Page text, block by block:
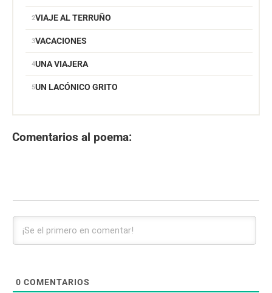
VIAJE AL TERRUÑO
VACACIONES
UNA VIAJERA
UN LACÓNICO GRITO
Comentarios al poema:
0 COMENTARIOS